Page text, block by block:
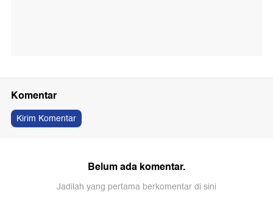
Komentar
Kirim Komentar
Belum ada komentar.
Jadilah yang pertama berkomentar di sini